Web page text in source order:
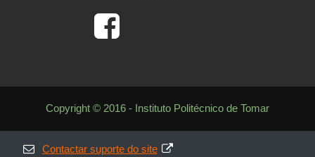
Copyright © 2016 - Instituto Politécnico de Tomar
Contactar suporte do site